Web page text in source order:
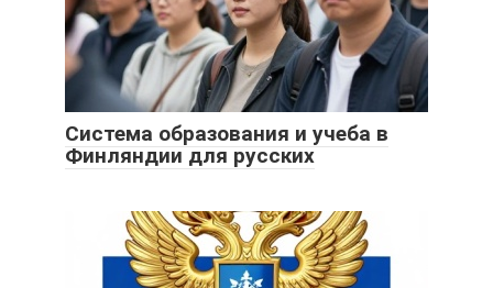
Система образования и учеба в
Финляндии для русских